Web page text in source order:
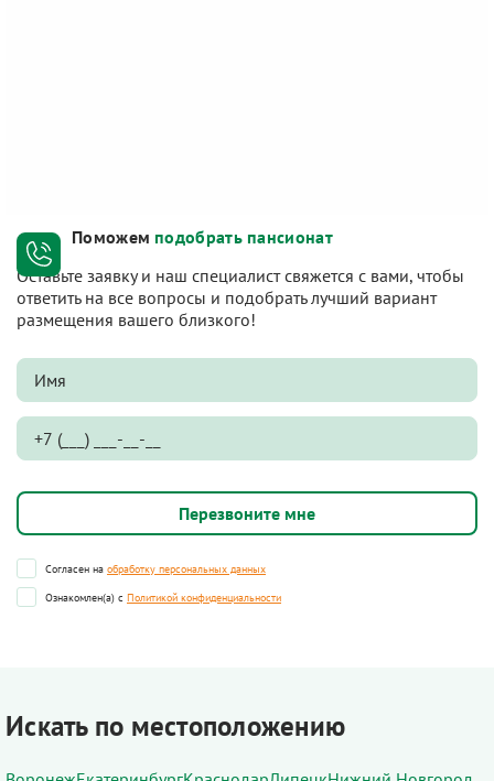
Поможем подобрать пансионат
Оставьте заявку и наш специалист свяжется с вами, чтобы
ответить на все вопросы и подобрать лучший вариант
размещения вашего близкого!
Согласен на обработку персональных данных
Ознакомлен(а) с Политикой конфиденциальности
Искать по местоположению